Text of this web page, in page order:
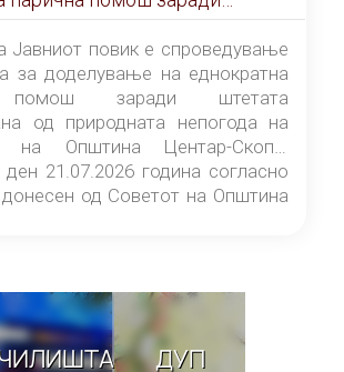
подрачјето на Општина
Јавниот повик е спроведување
за доделување на еднократна
помош заради штетата
од природната непогода на
на Општина Центар-Скопје
21.07.2026 година согласно
од Советот на Општина
ДУП